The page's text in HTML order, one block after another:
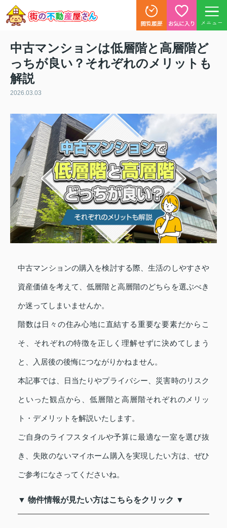
メニュー
中古マンションは低層階と高層階ど
っちが良い？それぞれのメリットも
解説
2026.03.03
中古マンションの購入を検討する際、生活のしやすさや
資産価値を考えて、低層階と高層階のどちらを選ぶべき
か迷ってしまいませんか。
階数は日々の住み心地に直結する重要な要素だからこ
そ、それぞれの特徴を正しく理解せずに決めてしまう
と、入居後の後悔につながりかねません。
本記事では、日当たりやプライバシー、災害時のリスク
といった観点から、低層階と高層階それぞれのメリッ
ト・デメリットを解説いたします。
ご自身のライフスタイルや予算に最適な一室を選び抜
き、失敗のないマイホーム購入を実現したい方は、ぜひ
ご参考になさってくださいね。
▼ 物件情報が見たい方はこちらをクリック ▼